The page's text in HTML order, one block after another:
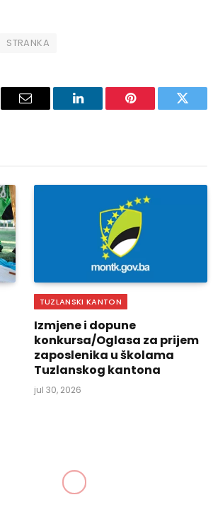
STRANKA
Email LinkedIn Pinterest Twitter
TUZLANSKI KANTON
Izmjene i dopune
konkursa/Oglasa za prijem
zaposlenika u školama
Tuzlanskog kantona
jul 30, 2026